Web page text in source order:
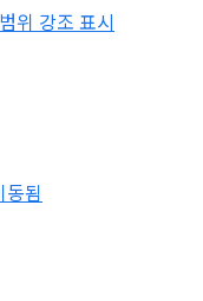
위 강조 표시
됨